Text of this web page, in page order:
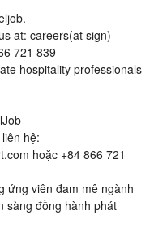
at: careers(at sign)
721 839
hospitality professionals
hệ:
hoặc +84 866 721
ứng viên đam mê ngành
sàng đồng hành phát